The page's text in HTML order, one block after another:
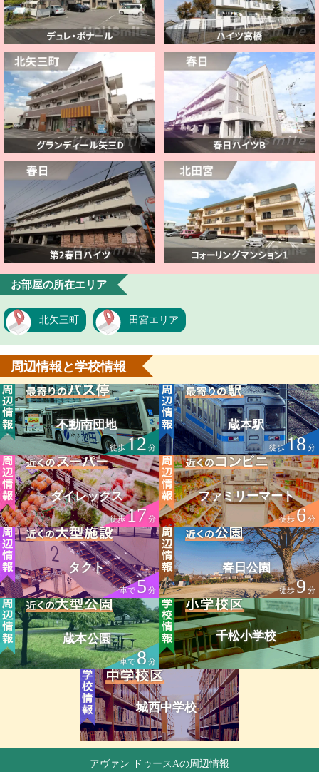
お部屋の所在エリア
北矢三町 田宮エリア
周辺情報と学校情報
不動南団地
徒歩12 分
蔵本駅
徒歩18 分
ダイレックス
徒歩17分
ファミリーマート
徒歩6分
タクト
車で5分
春日公園
徒歩9 分
蔵本公園
車で8 分
千松小学校
城西中学校
アヴァン ドゥースAの周辺情報